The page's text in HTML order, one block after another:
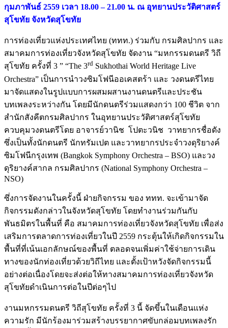
กุมภาพันธ์ 2559 เวลา 18.00 – 21.00 น. ณ อุทยานประวัติศาสตร์
สุโขทัย จังหวัดสุโขทัย
การท่องเที่ยวแห่งประเทศไทย (ททท.) ร่วมกับ กรมศิลปากร และ
สมาคมการท่องเที่ยวจังหวัดสุโขทัย จัดงาน “มหกรรมดนตรี วิถี
สุโขทัย ครั้งที่ 3 ” “The 3rd Sukhothai World Heritage Live
Orchestra” เป็นการนำวงซิมโฟนีออเคสตร้า และ วงดนตรีไทย
มาจัดแสดงในรูปแบบการผสมผสานงานดนตรีและประชัน
บทเพลงระหว่างกัน โดยมีนักดนตรีร่วมแสดงกว่า 100 ชีวิต จาก
สำนักสังคีตกรมศิลปากร ในอุทยานประวัติศาสตร์สุโขทัย
ควบคุมวงดนตรีโดย อาจารย์วานิช โปตะวนิช วาทยากรชื่อดัง
ซึ่งเป็นทั้งนักดนตรี นักทรัมเปต และวาทยากรประจำวงดุริยางค์
ซิมโฟนีกรุงเทพ (Bangkok Symphony Orchestra – BSO) และวง
ดุริยางค์สากล กรมศิลปากร (National Symphony Orchestra –
NSO)
ซึ่งการจัดงานในครั้งนี้ ฝ่ายกิจกรรม ของ ททท. จะเข้ามาจัด
กิจกรรมดังกล่าวในจังหวัดสุโขทัย โดยทำงานร่วมกันกับ
พันธมิตรในพื้นที่ คือ สมาคมการท่องเที่ยวจังหวัดสุโขทัย เพื่อส่ง
เสริมการตลาดการท่องเที่ยวในปี 2559 กระตุ้นให้เกิดกิจกรรมใน
พื้นที่ที่เน้นเอกลักษณ์ของพื้นที่ ตลอดจนเพิ่มค่าใช้จ่ายการเดิน
ทางของนักท่องเที่ยวด้วยวิถีไทย และตั้งเป้าหวังจัดกิจกรรมนี้
อย่างต่อเนื่องโดยจะส่งต่อให้ทางสมาคมการท่องเที่ยวจังหวัด
สุโขทัยดำเนินการต่อในปีต่อๆไป
งานมหกรรมดนตรี วิถีสุโขทัย ครั้งที่ 3 นี้ จัดขึ้นในเดือนแห่ง
ความรัก มีนักร้องมาร่วมสร้างบรรยากาศขับกล่อมบทเพลงรัก